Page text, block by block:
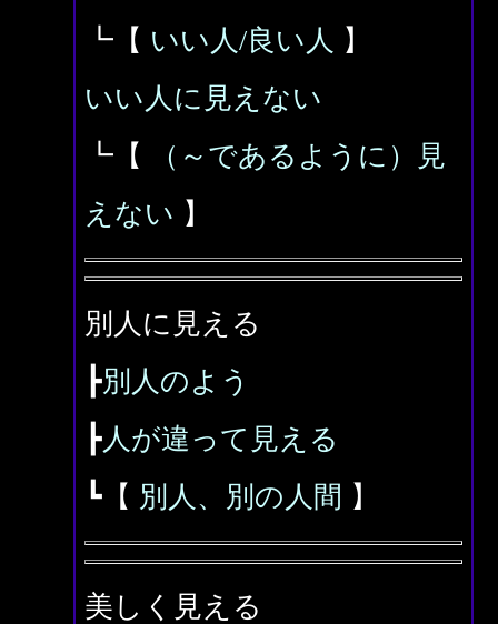
┗【 いい人/良い人 】
いい人に見えない
┗【
（～であるように）見
えない 】
別人に見える
┣別人のよう
┣人が違って見える
┗【 別人、別の人間 】
美しく見える